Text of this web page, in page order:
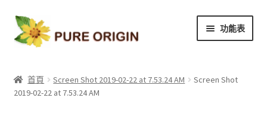
略
過
跳
至
功能表
產品目錄
首頁 Screen Shot 2019-02-22 at 7.53.24 AM
Screen Shot
2019-02-22 at 7.53.24 AM